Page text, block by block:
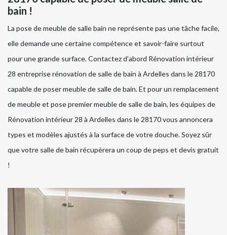
bain !
La pose de meuble de salle bain ne représente pas une tâche facile,
elle demande une certaine compétence et savoir-faire surtout
pour une grande surface. Contactez d’abord Rénovation intérieur
28 entreprise rénovation de salle de bain à Ardelles dans le 28170
capable de poser meuble de salle de bain. Et pour un remplacement
de meuble et pose premier meuble de salle de bain, les équipes de
Rénovation intérieur 28 à Ardelles dans le 28170 vous annoncera
types et modèles ajustés à la surface de votre douche. Soyez sûr
que votre salle de bain récupèrera un coup de peps et devis gratuit
!